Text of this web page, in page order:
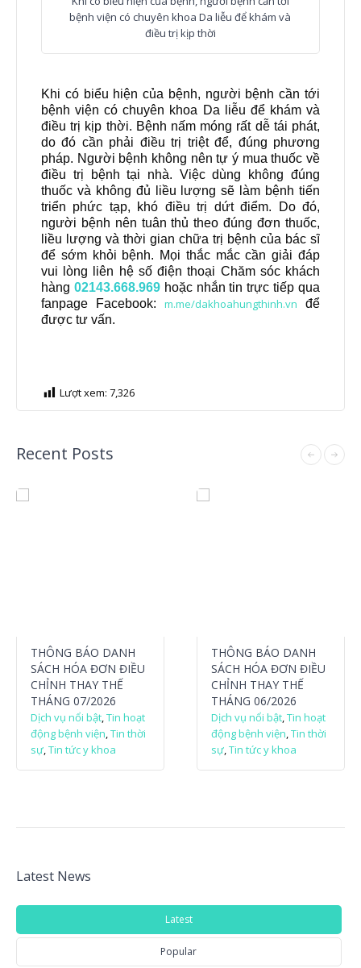
bệnh viện có chuyên khoa Da liễu để khám và
điều trị kịp thời
Khi có biểu hiện của bệnh, người bệnh cần tới
bệnh viện có chuyên khoa Da liễu để khám và
điều trị kịp thời. Bệnh nấm móng rất dễ tái phát,
do đó cần phải điều trị triệt để, đúng phương
pháp. Người bệnh không nên tự ý mua thuốc về
điều trị bệnh tại nhà. Việc dùng không đúng
thuốc và không đủ liều lượng sẽ làm bệnh tiến
triển phức tạp, khó điều trị dứt điểm. Do đó,
người bệnh nên tuân thủ theo đúng đơn thuốc,
liều lượng và thời gian chữa trị bệnh của bác sĩ
để sớm khỏi bệnh. Mọi thắc mắc cần giải đáp
vui lòng liên hệ số điện thoại Chăm sóc khách
hàng 02143.668.969hoặc nhắn tin trực tiếp qua
fanpage Facebook: m.me/dakhoahungthinh.vn để
được tư vấn.
Lượt xem: 7,326
Recent Posts
THÔNG BÁO DANH
SÁCH HÓA ĐƠN ĐIỀU
CHỈNH THAY THẾ
THÁNG 07/2026
Dịch vụ nổi bật,Tin hoạt
động bệnh viện,Tin thời
sự,Tin tức y khoa
THÔNG BÁO DANH
SÁCH HÓA ĐƠN ĐIỀU
CHỈNH THAY THẾ
THÁNG 06/2026
Dịch vụ nổi bật,Tin hoạt
động bệnh viện,Tin thời
sự,Tin tức y khoa
Latest News
Latest
Popular